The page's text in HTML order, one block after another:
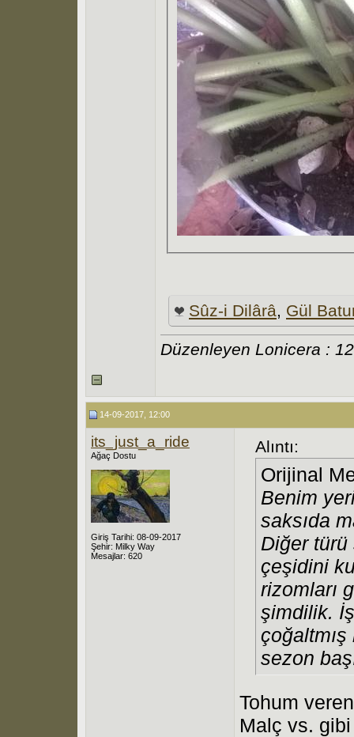
Sûz-i Dilârâ, Gül
Düzenleyen Lonicera :
14-09-2017, 12:00
its_just_a_ride
Ağaç Dostu
Giriş Tarihi: 08-09-2017
Şehir: Milky Way
Mesajlar: 620
Alıntı:
Orijinal
Benim
saksıda
Diğer türü
çeşidini
rizomları
şimdilik.
sezon
Tohum
Malç vs.